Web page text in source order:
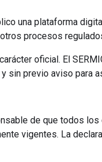
una plataforma
procesos
oficial. El
previo aviso para
de que todos
vigentes. La